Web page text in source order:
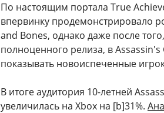
По настоящим портала True
впервинку продемонстрировало
and Bones, однако даже после
полноценного релиза, в
показывать новоиспеченные
В итоге аудитория 10-летней
увеличилась на Xbox на [b]31%.